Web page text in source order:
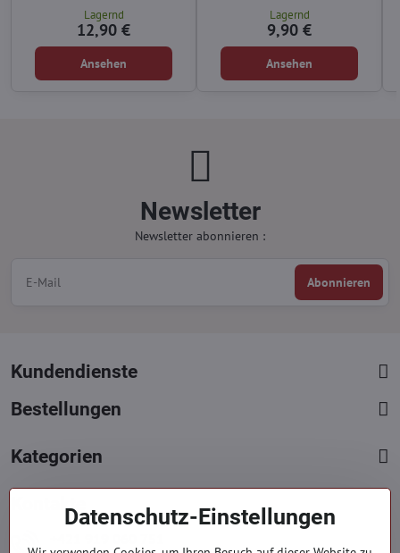
Frauen, die feine Hochzeitsstrümpfe
oder luxuriöse halterlose Strümpfe
für besondere Anlässe suchen.
Lagernd
12,90 €
Ansehen
Lagernd
9,90 €
Ansehen
Newsletter
Newsletter abonnieren :
Abonnieren
Kundendienste
Bestellungen
Kategorien
KontakteDatenschutz-Einstellungen